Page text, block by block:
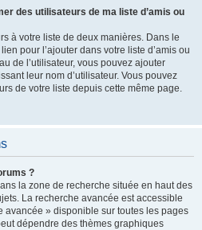
des utilisateurs de ma liste d’amis ou
à votre liste de deux manières. Dans le
pour l’ajouter dans votre liste d’amis ou
de l’utilisateur, vous pouvez ajouter
leur nom d’utilisateur. Vous pouvez
de votre liste depuis cette même page.
?
la zone de recherche située en haut des
La recherche avancée est accessible
avancée » disponible sur toutes les pages
dépendre des thèmes graphiques